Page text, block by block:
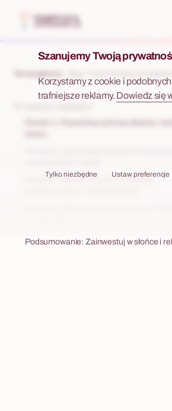
Szanujemy Twoją
Korzystamy z cookie i
trafniejsze reklamy. Dowiedz się
Tylko niezbędne Ustaw preferencje
Powód 3: Nieskończone możliwości
Podsumowanie: Zainwestuj w słońce i